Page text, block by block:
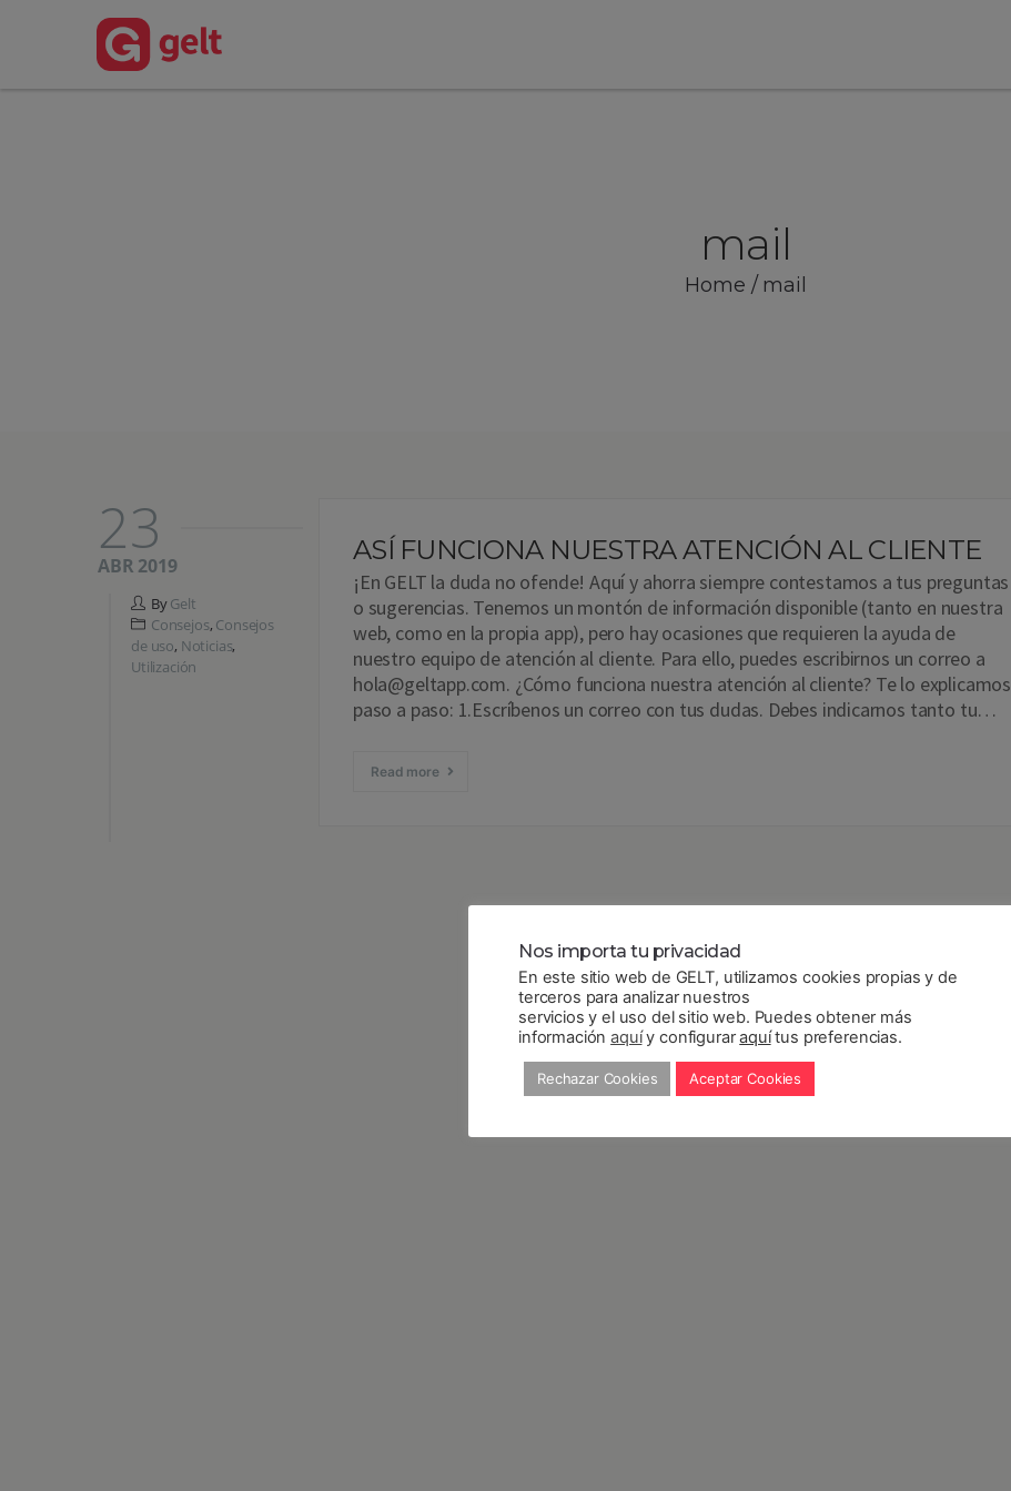
mail
Home /mail
ASÍ FUNCIONA NUESTRA ATENCIÓN AL CLIENTE
¡En GELT la duda no ofende! Aquí y ahorra siempre contestamos a tus preguntas
o sugerencias. Tenemos un montón de información disponible (tanto en nuestra
web, como en la propia app), pero hay ocasiones que requieren la ayuda de
nuestro equipo de atención al cliente. Para ello, puedes escribirnos un correo a
hola@geltapp.com. ¿Cómo funciona nuestra atención al cliente? Te lo explicamos
paso a paso: 1.Escríbenos un correo con tus dudas. Debes indicarnos tanto tu…
Read more
23
ABR 2019
ByGelt
Consejos, Consejos
de uso, Noticias,
Utilización
Nos importa tu privacidad
En este sitio web de GELT, utilizamos cookies propias y de
terceros para analizar nuestros
servicios y el uso del sitio web. Puedes obtener más
informaciónaquíy configuraraquítus preferencias.
Rechazar Cookies Aceptar Cookies